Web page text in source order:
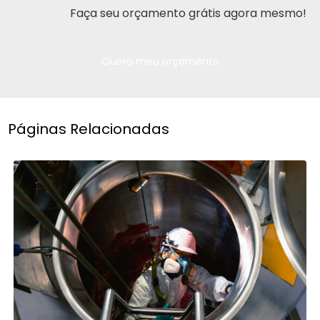
Faça seu orçamento grátis agora mesmo!
Páginas Relacionadas